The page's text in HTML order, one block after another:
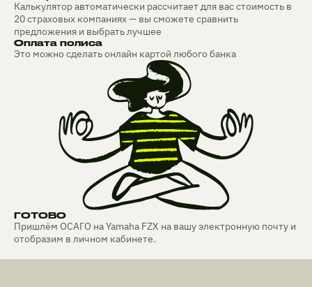
Калькулятор автоматически рассчитает для вас стоимость в
20 страховых компаниях — вы сможете сравнить
предложения и выбрать лучшее
Оплата полиса
Это можно сделать онлайн картой любого банка
ГОТОВО
Пришлём ОСАГО на Yamaha FZX на вашу электронную почту и
отобразим в личном кабинете.